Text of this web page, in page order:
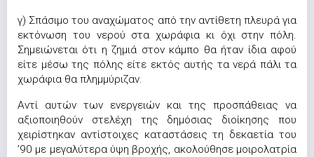
γ) Σπάσιμο του αναχώματος από την αντίθετη πλευρά για
εκτόνωση του νερού στα χωράφια κι όχι στην πόλη.
Σημειώνεται ότι η ζημιά στον κάμπο θα ήταν ίδια αφού
είτε μέσω της πόλης είτε εκτός αυτής τα νερά πάλι τα
χωράφια θα πλημμύριζαν.
Αντί αυτών των ενεργειών και της προσπάθειας να
αξιοποιηθούν στελέχη της δημόσιας διοίκησης που
χειρίστηκαν αντίστοιχες καταστάσεις τη δεκαετία του
’90 με μεγαλύτερα ύψη βροχής, ακολούθησε μοιρολατρία